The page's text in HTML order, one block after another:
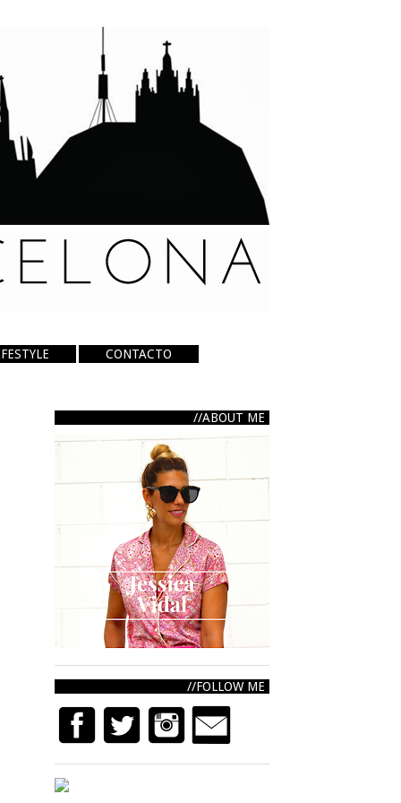
CONTACTO
ABOUT ME
FOLLOW ME